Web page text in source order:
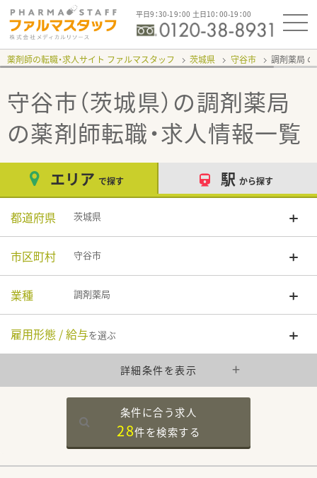
平日9：30-19：00 土日10：00-19：00
薬剤師の転職・求人サイト ファルマスタッフ 茨城県 守谷市 調剤薬局
守谷市（茨城県）の調剤薬局
の薬剤師転職・求人情報一覧
エリア で探す 駅 から探す
都道府県 茨城県
市区町村 守谷市
業種 調剤薬局
雇用形態 / 給与を選ぶ
詳細条件を表示
条件に合う求人
28件を検索する